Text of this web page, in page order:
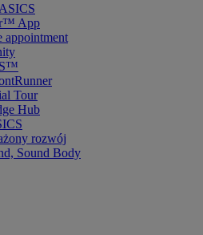
App
appointment
Tour
Hub
rozwój
Sound Body